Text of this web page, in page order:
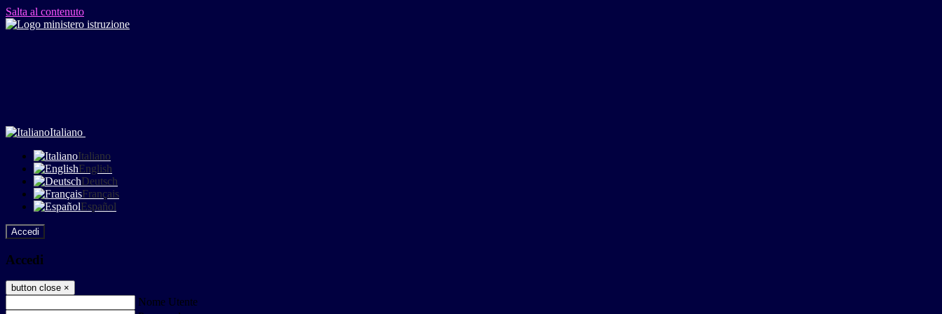
Salta al contenuto
Italiano
Italiano
English
Deutsch
Français
Español
Accedi
Accedi
button close ×
Nome Utente